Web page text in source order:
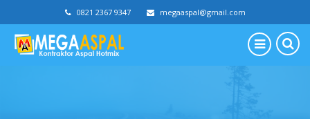
0821 2367 9347 megaaspal@gmail.com